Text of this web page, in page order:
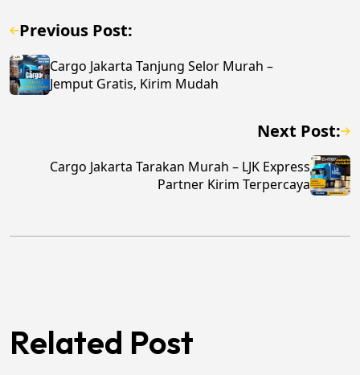
Previous Post:
Cargo Jakarta Tanjung Selor Murah –
Jemput Gratis, Kirim Mudah
Next Post:
Cargo Jakarta Tarakan Murah – LJK Express
Partner Kirim Terpercaya
Related Post